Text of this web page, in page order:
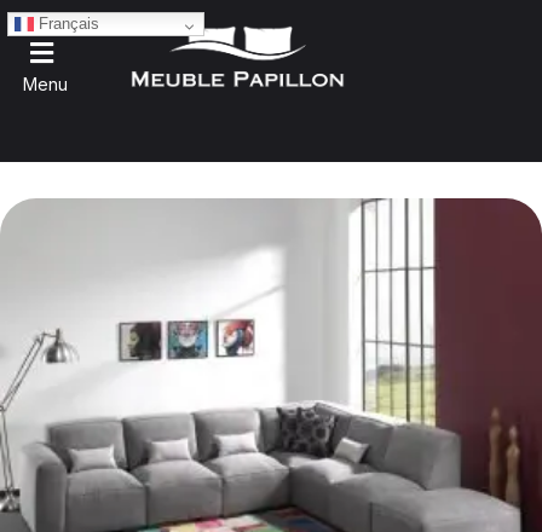
Français
Menu